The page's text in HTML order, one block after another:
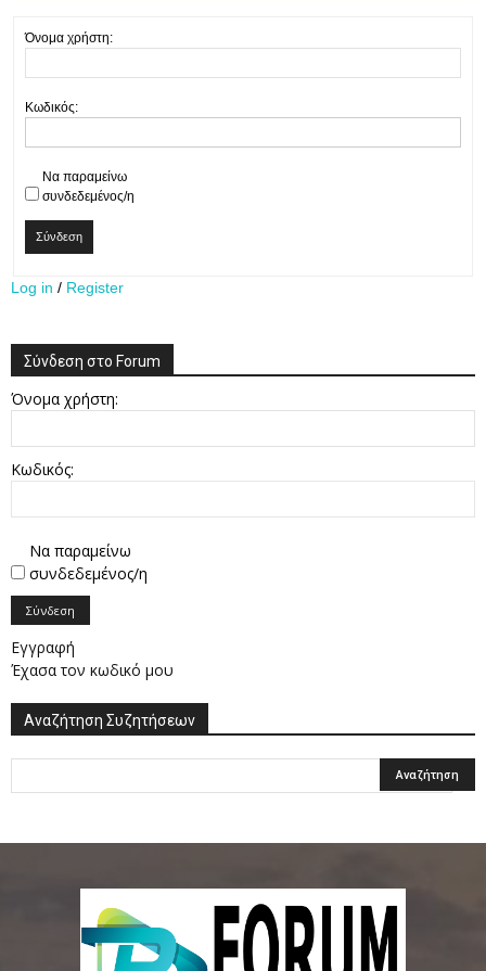
Όνομα χρήστη:
Κωδικός:
Να παραμείνω
συνδεδεμένος/η
Σύνδεση
Log in / Register
Σύνδεση στο Forum
Όνομα χρήστη:
Κωδικός:
Να παραμείνω
συνδεδεμένος/η
Σύνδεση
Εγγραφή
Έχασα τον κωδικό μου
Αναζήτηση Συζητήσεων